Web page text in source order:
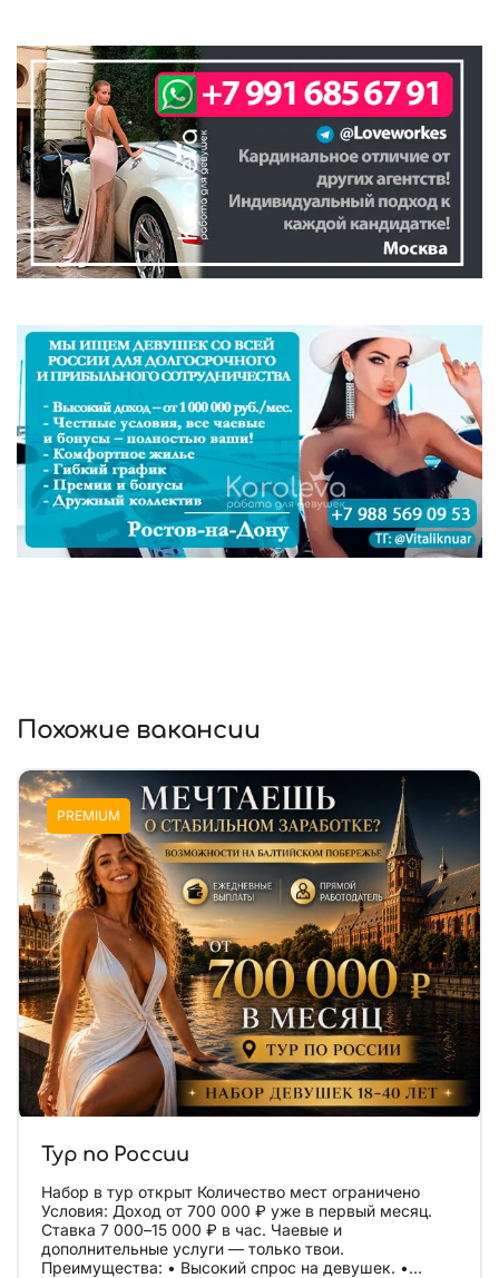
Похожие вакансии
PREMIUM
Тур по России
Набор в тур открыт Количество мест ограничено
Условия: Доход от 700 000 ₽ уже в первый месяц.
Ставка 7 000–15 000 ₽ в час. Чаевые и
дополнительные услуги — только твои.
Преимущества: • Высокий спрос на девушек. •